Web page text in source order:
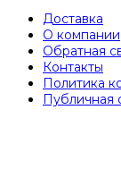
Доставка
О компании
Обратная
Контакты
Политика
Публичная